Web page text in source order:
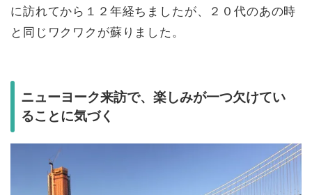
に訪れてから１２年経ちましたが、２０代のあの時
と同じワクワクが蘇りました。
ニューヨーク来訪で、楽しみが一つ欠けてい
ることに気づく